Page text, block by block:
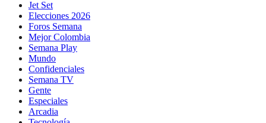
Jet Set
Elecciones 2026
Foros Semana
Mejor Colombia
Semana Play
Mundo
Confidenciales
Semana TV
Gente
Especiales
Arcadia